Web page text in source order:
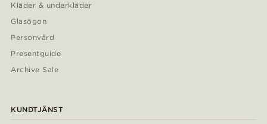
Kläder & underkläder
Glasögon
Personvård
Presentguide
Archive Sale
KUNDTJÄNST